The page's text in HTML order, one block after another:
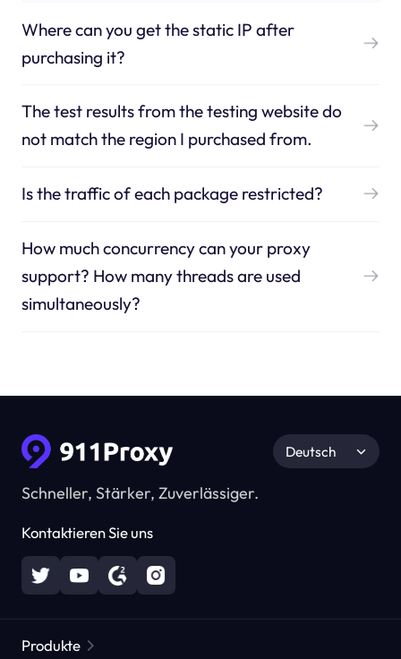
Where can you get the static IP after
purchasing it?
The test results from the testing website do
not match the region I purchased from.
Is the traffic of each package restricted?
How much concurrency can your proxy
support? How many threads are used
simultaneously?
Schneller, Stärker, Zuverlässiger.
Kontaktieren Sie uns
Deutsch
Produkte